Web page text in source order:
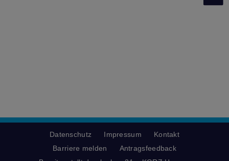
Datenschutz Impressum
Kontakt
Barriere melden
Antragsfeedback